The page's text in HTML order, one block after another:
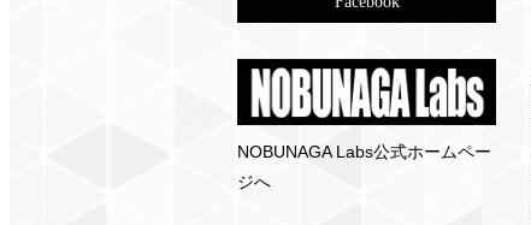
NOBUNAGA Labs公式ホームペー
ジへ